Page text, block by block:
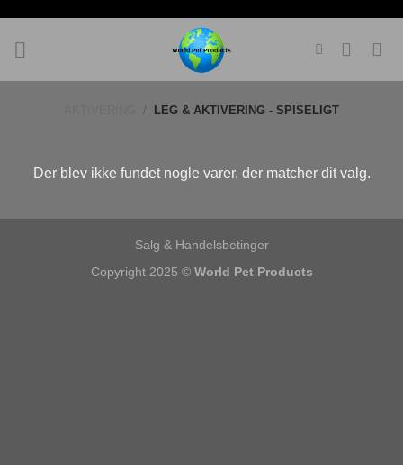
indhold
/ LEG & AKTIVERING - SPISELIGT
Der blev ikke fundet nogle varer, der matcher dit valg.
Salg & Handelsbetinger
Copyright 2025 © World Pet Products